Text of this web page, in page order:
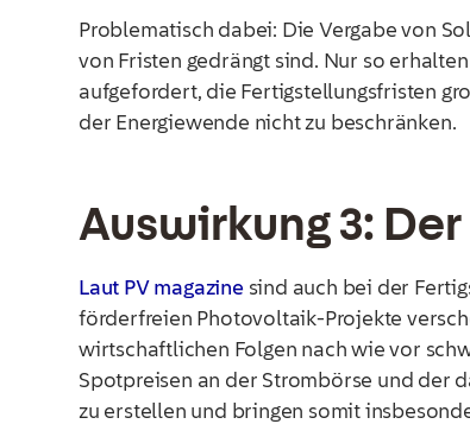
Problematisch dabei: Die Vergabe von
von Fristen gedrängt sind. Nur so
aufgefordert, die Fertigstellungsfristen
der Energiewende nicht zu beschränken.
Auswirkung 3:
Laut PV magazinesind auch bei der
förderfreien Photovoltaik-Projekte
wirtschaftlichen Folgen nach wie vor
Spotpreisen an der Strombörse und der
zu erstellen und bringen somit